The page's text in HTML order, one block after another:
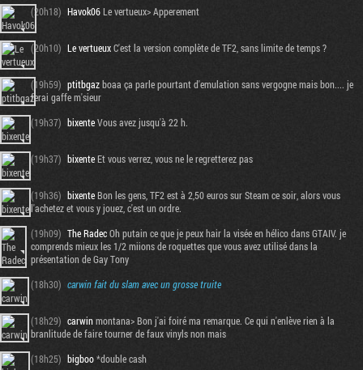
(20h18) Havok06Le vertueux> Apperement
(20h10) Le vertueuxC'est la version complète de TF2, sans limite de temps ?
(19h59) ptitbgazboaa ça parle pourtant d'emulation sans vergogne mais bon.... je
ferai gaffe m'sieur
(19h37) bixenteVous avez jusqu'à 22 h.
(19h37) bixenteEt vous verrez, vous ne le regretterez pas
(19h36) bixenteBon les gens, TF2 est à 2,50 euros sur Steam ce soir, alors vous
l'achetez et vous y jouez, c'est un ordre.
(19h09) The RadecOh putain ce que je peux hair la visée en hélico dans GTAIV. je
comprends mieux les 1/2 miions de roquettes que vous avez utilisé dans la
présentation de Gay Tony
(18h30) carwinfait du slam avec un grosse truite
(18h29) carwinmontana> Bon j'ai foiré ma remarque. Ce qui n'enlève rien à la
branlitude de faire tourner de faux vinyls non mais
(18h25) bigboo*double cash